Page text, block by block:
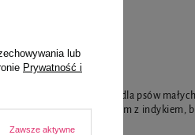
Mokra karma dla psów
Noteci Premium z indykiem,
lub
Prywatność i
Zawsze aktywne